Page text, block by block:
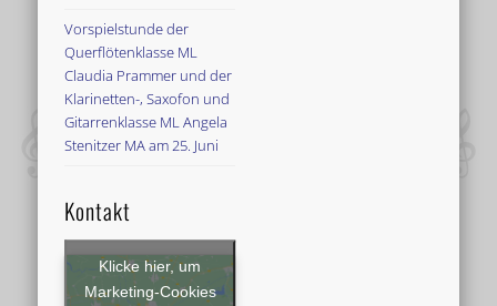
Vorspielstunde der
Querflötenklasse ML
Claudia Prammer und der
Klarinetten-, Saxofon und
Gitarrenklasse ML Angela
Stenitzer MA am 25. Juni
Kontakt
Klicke hier, um
Marketing-Cookies